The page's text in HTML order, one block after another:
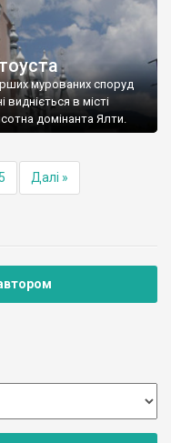
мурованих споруд
видніється в місті
домінанта Ялти.
5 Далі »